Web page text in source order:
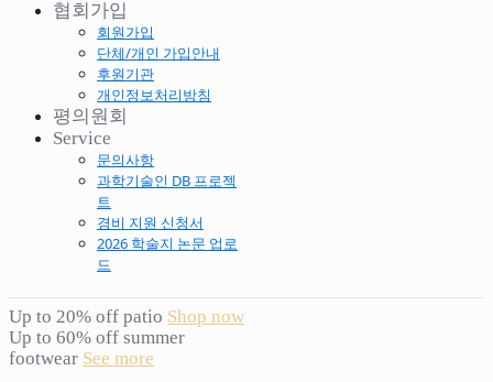
협회가입
회원가입
단체/개인 가입안내
후원기관
개인정보처리방침
평의원회
Service
문의사항
과학기술인 DB 프로젝
트
경비 지원 신청서
2026 학술지 논문 업로
드
Up to 20% off patio Shop now
Up to 60% off summer
footwear See more